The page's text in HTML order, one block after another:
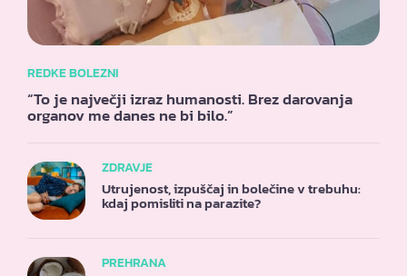
REDKE BOLEZNI
“To je največji izraz humanosti. Brez darovanja
organov me danes ne bi bilo.”
ZDRAVJE
Utrujenost, izpuščaj in bolečine v trebuhu:
kdaj pomisliti na parazite?
PREHRANA